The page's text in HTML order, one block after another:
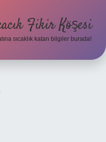
Fikir Köşesi
sıcaklık katan bilgiler burada!